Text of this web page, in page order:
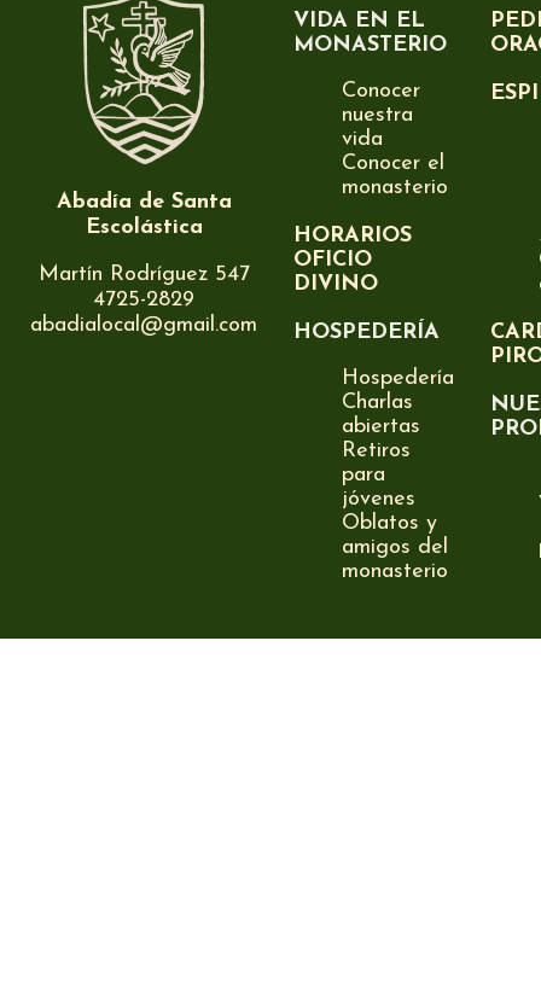
Abadía de Santa
Escolástica
Martín Rodríguez 547
4725-2829
abadialocal@gmail.com
VIDA EN EL
MONASTERIO
Conocer
nuestra
vida
Conocer el
monasterio
HORARIOS
OFICIO
DIVINO
HOSPEDERÍA
Hospedería
Charlas
abiertas
Retiros
para
jóvenes
Oblatos y
amigos del
monasterio